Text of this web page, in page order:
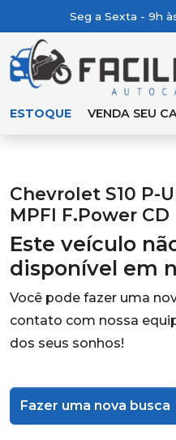
Seg a Sexta - 9h
ESTOQUE VENDA SEU
Chevrolet S10 P-
MPFI F.Power CD
Este veículo
disponível em
Você pode fazer uma
contato com nossa
dos seus sonhos!
Fazer uma nova busca